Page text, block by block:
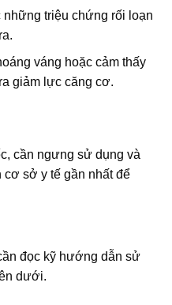
những triệu chứng rối loạn
váng hoặc cảm thấy
giảm lực căng cơ.
cần ngưng sử dụng và
cơ sở y tế gần nhất để
đọc kỹ hướng dẫn sử
dưới.